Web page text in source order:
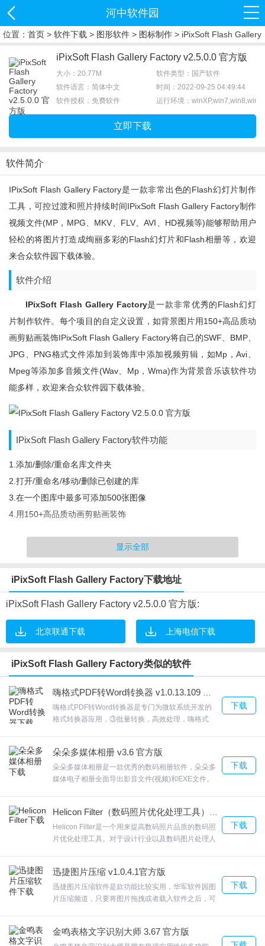
河中软件园
位置： 首页 > 软件下载 > 图形软件 > 图标制作 > iPixSoft Flash Gallery
iPixSoft Flash Gallery Factory v2.5.0.0 官方版
大小：20.77M
软件类型：国产软件
软件语言：简体中文
时间：2022-09-25 04:49:44
软件授权：免费软件
运行环境：
立即下载
软件简介
IPixSoft Flash Gallery Factory是一款非常出色的Flash幻灯片制作
工具，可控过渡和照片持续时间iPixSoft Flash Gallery Factory制作
视频文件(MP，MPG、MKV、FLV、AVI、HD视频等)能够帮助用户
轻松的将图片打造成绚丽多彩的Flash幻灯片和Flash相册等，欢迎
来合众软件园下载体验。
软件介绍
IPixSoft Flash Gallery Factory是一款非常优秀的Flash幻灯
片制作软件。每个项目的自定义设置，如背景图片用150+高品质动
画剪贴画装饰iPixSoft Flash Gallery Factory将自己的SWF、BMP、
JPG、PNG格式文件添加到装饰库中添加视频剪辑，如mp，avi、
Mpeg等添加多音频文件(wav、mp，wma)作为背景音乐该软件功
能多样，欢迎来合众软件园下载体验。
IPixSoft Flash Gallery Factory软件功能
1.添加/删除/重命名库文件夹
2.打开/重命名/移动/删除已创建的库
3.在一个图库中最多可添加500张图像
4.用150+高品质动画剪贴画装饰
1.将自己的SWF、JPG、BMP、PNG格式文件添加到装饰库中
2.对照片应用各种过滤效果
4.制作视频文件(MP,MPG、AVI、MKV、FLV、HD视频等)
IPixSoft Flash Gallery Factory软件特色
1.可控过渡和照片持续时间
2.网站上每个模板的完整示例
3.联机共享(上载到我们的Web服务器)
5.设置其他库的URL以创建muti库(仅限muti模板)
6.制作屏幕保护程序
新增了一些实用功能，提升了用户体验
优化系统性能，体验更顺畅
显示全部
iPixSoft Flash Gallery Factory下载地址
iPixSoft Flash Gallery Factory v2.5.0.0 官方版:
北京联通下载 上海电信下载
iPixSoft Flash Gallery Factory类似的软件
嗨格式PDF转Word转换器是专门为微软系统开发的
格式转换器应用，③批量转换，高效处理，嗨格式
转Word转换器③批量转换，高效处理，欢迎来合众
软件园下载体验。
下载
朵朵多媒体相册 v3.6 官方版
朵朵多媒体相册是一款优秀的数码相册软件，朵朵多
媒体电子相册全面导出影音文件(视频)和EXE文件。
园下载体验。
下载
Helicon Filter是一个用来提高数码照片品质的数码照
片优化处理工具。对于设计行业以及数码图片处理人
版！欢迎来合众软件园下载体验。
下载
迅捷图片压缩 v1.0.4.1官方版
迅捷图片压缩软件是款功能比较实用，华军软件园图
片压缩频道，只要将图片拖拽或者载入软件之后，可
缩后的文件，欢迎来合众软件园下载体验。
下载
金鸣表格文字识别大师 3.67 官方版